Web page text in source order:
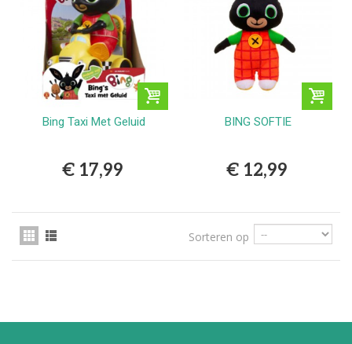
Bing Taxi Met Geluid
€ 17,99
BING SOFTIE
€ 12,99
Sorteren op